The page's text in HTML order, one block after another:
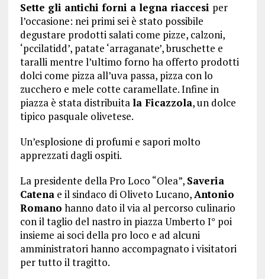
Sette gli antichi forni a legna riaccesi per
l’occasione: nei primi sei è stato possibile
degustare prodotti salati come pizze, calzoni,
‘pccilatidd’, patate ‘arraganate’, bruschette e
taralli mentre l’ultimo forno ha offerto prodotti
dolci come pizza all’uva passa, pizza con lo
zucchero e mele cotte caramellate. Infine in
piazza è stata distribuitala Ficazzola, un dolce
tipico pasquale olivetese.
Un’esplosione di profumi e sapori molto
apprezzati dagli ospiti.
La presidente della Pro Loco “Olea”, Saveria
Catenae il sindaco di Oliveto Lucano,Antonio
Romano hanno dato il via al percorso culinario
con il taglio del nastro in piazza Umberto I° poi
insieme ai soci della pro loco e ad alcuni
amministratori hanno accompagnato i visitatori
per tutto il tragitto.